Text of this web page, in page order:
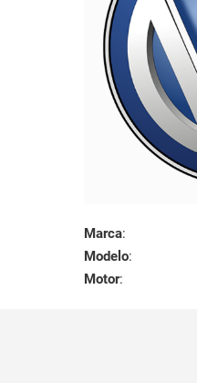
Marca:
Modelo:
Motor: